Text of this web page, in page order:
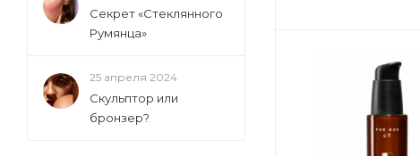
Секрет «Стеклянного
Румянца»
25 апреля 2024
Скульптор или
бронзер?